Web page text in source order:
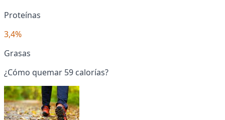
Proteínas
3,4%
Grasas
¿Cómo quemar 59 calorías?